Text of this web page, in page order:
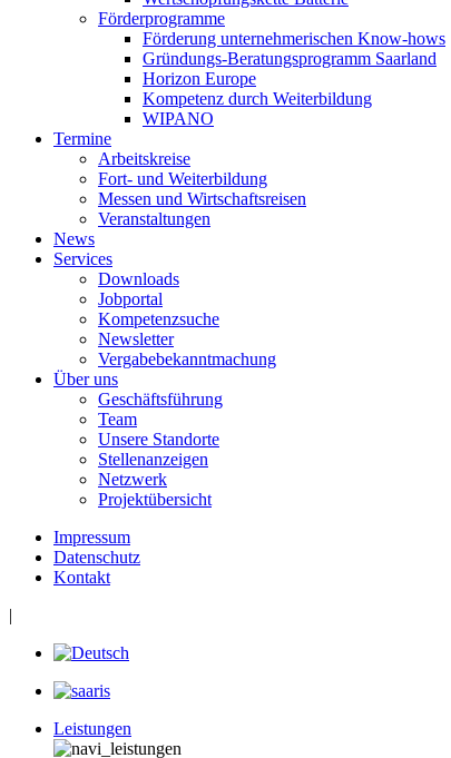
Förderprogramme
Förderung unternehmerischen Know-hows
Gründungs-Beratungsprogramm Saarland
Horizon Europe
Kompetenz durch Weiterbildung
WIPANO
Termine
Arbeitskreise
Fort- und Weiterbildung
Messen und Wirtschaftsreisen
Veranstaltungen
News
Services
Downloads
Jobportal
Kompetenzsuche
Newsletter
Vergabebekanntmachung
Über uns
Geschäftsführung
Team
Unsere Standorte
Stellenanzeigen
Netzwerk
Projektübersicht
Impressum
Datenschutz
Kontakt
|
Leistungen